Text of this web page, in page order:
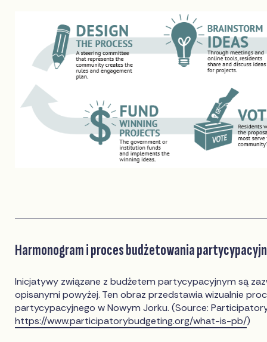
Harmonogram i proces budżetowania
Inicjatywy związane z budżetem partycypacyjnym są
opisanymi powyżej. Ten obraz przedstawia wizualnie
partycypacyjnego w Nowym Jorku. (Source:
https://www.participatorybudgeting.org/what-is-pb/)